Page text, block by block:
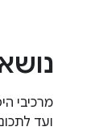
ועד